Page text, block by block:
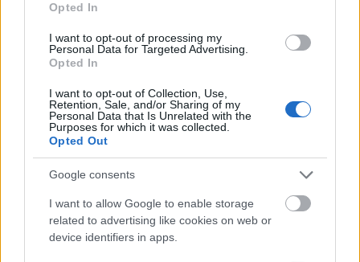
Opted In
I want to opt-out of processing my
Personal Data for Targeted Advertising.
Opted In
I want to opt-out of Collection, Use,
Retention, Sale, and/or Sharing of my
Personal Data that Is Unrelated with the
Purposes for which it was collected.
Opted Out
Google consents
I want to allow Google to enable storage
related to advertising like cookies on web or
device identifiers in apps.
Επίσης ηProfile, ως εταιρεία
χρηματοοικονομικού λογισμικού με υψηλούς
ρυθμούς ανάπτυξης στη μεσαία κεφαλαιοποίηση,
Τράπεζα Πειραιώς, η οποία προσφέρει το
υψηλότερο περιθώριο ανόδου σε σύγκριση με τις
υπόλοιπες ελληνικές συστημικές τράπεζες.